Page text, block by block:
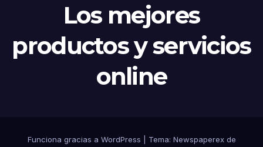
Los mejores
productos y servicios
online
Funciona gracias a WordPress Tema: Newspaperex de